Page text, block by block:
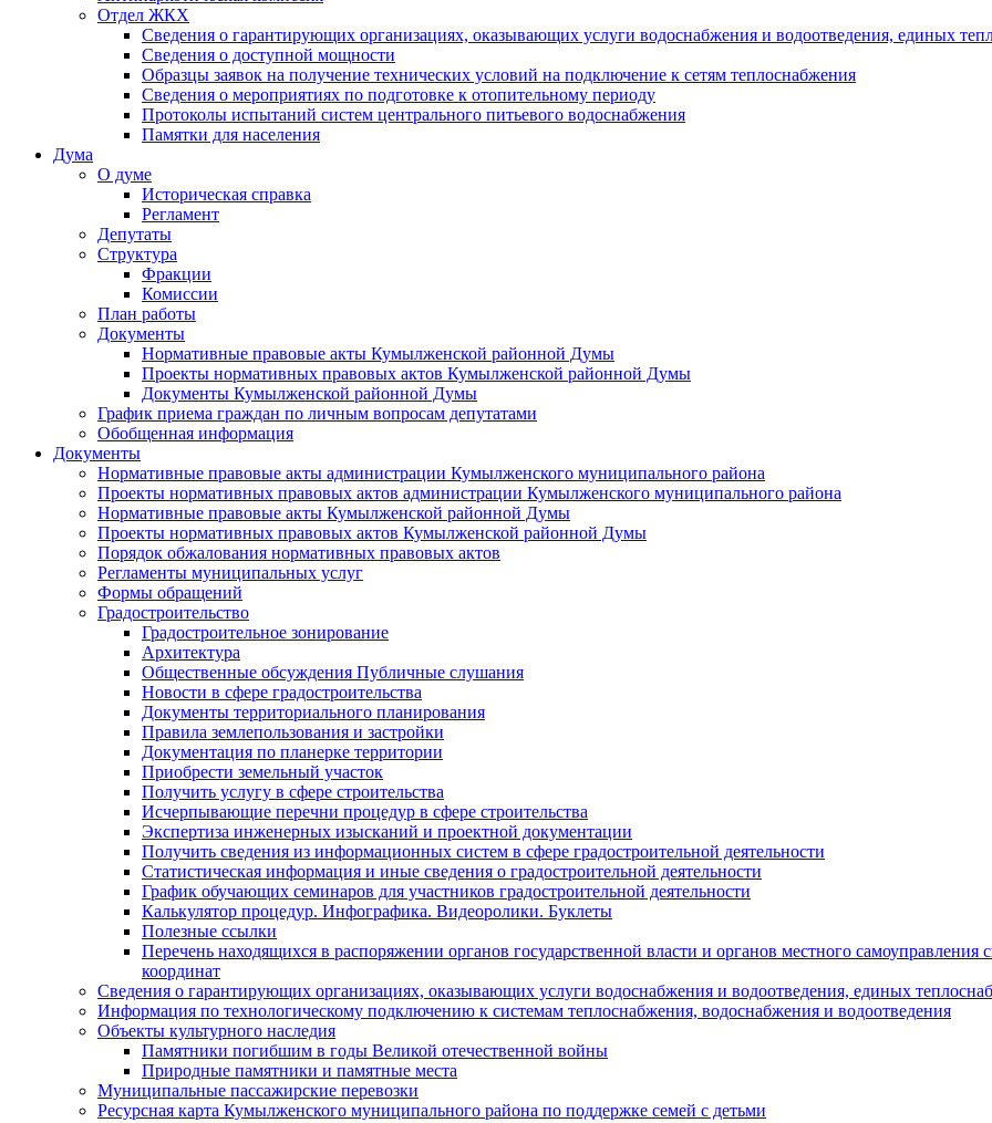
Отдел ЖКХ
Сведения о гарантирующих организациях, оказывающих услуги водоснабжения и водоотведения, единых
Сведения о доступной мощности
Образцы заявок на получение технических условий на подключение к сетям теплоснабжения
Сведения о мероприятиях по подготовке к отопительному периоду
Протоколы испытаний систем центрального питьевого водоснабжения
Памятки для населения
Дума
О думе
Историческая справка
Регламент
Депутаты
Структура
Фракции
Комиссии
План работы
Документы
Нормативные правовые акты Кумылженской районной Думы
Проекты нормативных правовых актов Кумылженской районной Думы
Документы Кумылженской районной Думы
График приема граждан по личным вопросам депутатами
Обобщенная информация
Документы
Нормативные правовые акты администрации Кумылженского муниципального района
Проекты нормативных правовых актов администрации Кумылженского муниципального района
Нормативные правовые акты Кумылженской районной Думы
Проекты нормативных правовых актов Кумылженской районной Думы
Порядок обжалования нормативных правовых актов
Регламенты муниципальных услуг
Формы обращений
Градостроительство
Градостроительное зонирование
Архитектура
Общественные обсуждения Публичные слушания
Новости в сфере градостроительства
Документы территориального планирования
Правила землепользования и застройки
Документация по планерке территории
Приобрести земельный участок
Получить услугу в сфере строительства
Исчерпывающие перечни процедур в сфере строительства
Экспертиза инженерных изысканий и проектной документации
Получить сведения из информационных систем в сфере градостроительной деятельности
Статистическая информация и иные сведения о градостроительной деятельности
График обучающих семинаров для участников градостроительной деятельности
Калькулятор процедур. Инфографика. Видеоролики. Буклеты
Полезные ссылки
Перечень находящихся в распоряжении органов государственной власти и органов местного
координат
Сведения о гарантирующих организациях, оказывающих услуги водоснабжения и водоотведения, единых
Информация по технологическому подключению к системам теплоснабжения, водоснабжения и водоотведения
Объекты культурного наследия
Памятники погибшим в годы Великой отечественной войны
Природные памятники и памятные места
Муниципальные пассажирские перевозки
Ресурсная карта Кумылженского муниципального района по поддержке семей с детьми